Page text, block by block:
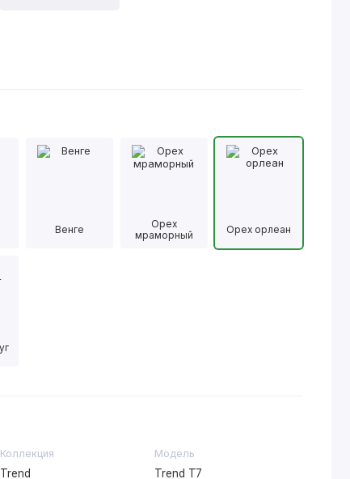
Венге
Орех
мраморный
Орех орлеан
Коллекция
Trend
Модель
Trend T7